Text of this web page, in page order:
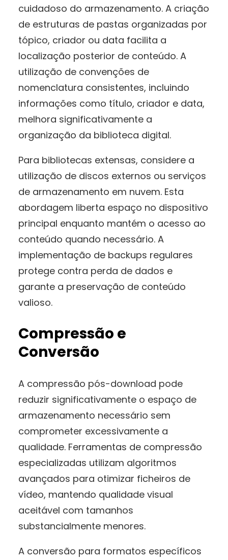
cuidadoso do armazenamento. A criação
de estruturas de pastas organizadas por
tópico, criador ou data facilita a
localização posterior de conteúdo. A
utilização de convenções de
nomenclatura consistentes, incluindo
informações como título, criador e data,
melhora significativamente a
organização da biblioteca digital.
Para bibliotecas extensas, considere a
utilização de discos externos ou serviços
de armazenamento em nuvem. Esta
abordagem liberta espaço no dispositivo
principal enquanto mantém o acesso ao
conteúdo quando necessário. A
implementação de backups regulares
protege contra perda de dados e
garante a preservação de conteúdo
valioso.
Compressão e
Conversão
A compressão pós-download pode
reduzir significativamente o espaço de
armazenamento necessário sem
comprometer excessivamente a
qualidade. Ferramentas de compressão
especializadas utilizam algoritmos
avançados para otimizar ficheiros de
vídeo, mantendo qualidade visual
aceitável com tamanhos
substancialmente menores.
A conversão para formatos específicos